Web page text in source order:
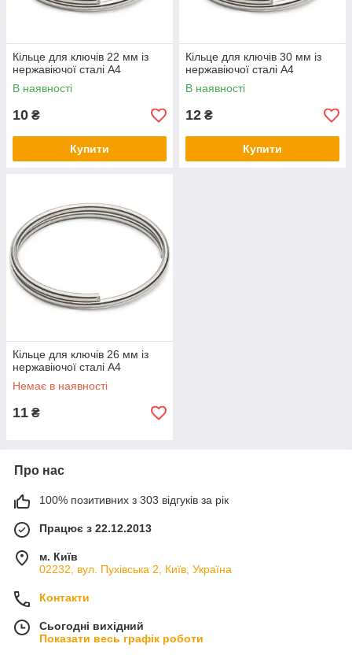
Кільце для ключів 22 мм із
нержавіючої сталі А4
В наявності
10 ₴
Купити
Кільце для ключів 30 мм із
нержавіючої сталі А4
В наявності
12 ₴
Купити
Кільце для ключів 26 мм із
нержавіючої сталі А4
Немає в наявності
11 ₴
Про нас
100% позитивних з 303 відгуків за рік
Працює з 22.12.2013
м. Київ
02232, вул. Пухівська 2, Київ, Україна
Контакти
Сьогодні вихідний
Показати весь графік роботи